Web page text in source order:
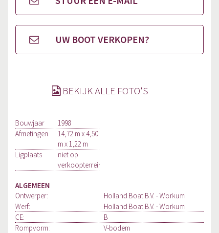
UW BOOT VERKOPEN?
BEKIJK ALLE FOTO'S
Bouwjaar
1998
Afmetingen
14,72 m x 4,50
m x 1,22 m
Ligplaats
niet op
verkoopterrein
ALGEMEEN
Ontwerper:
Holland Boat B.V. - Workum
Werf:
Holland Boat B.V. - Workum
CE:
B
Rompvorm:
V-bodem